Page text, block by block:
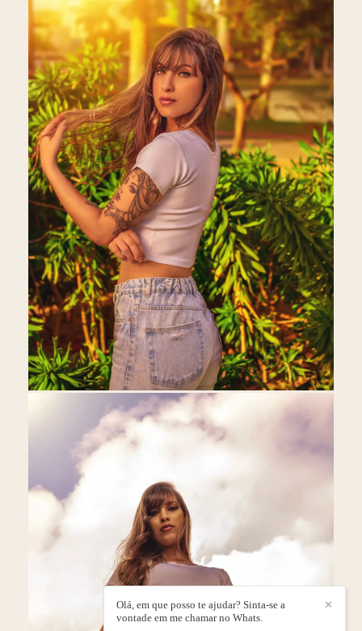
✕
Olá, em que posso te ajudar? Sinta-se a
vontade em me chamar no Whats.